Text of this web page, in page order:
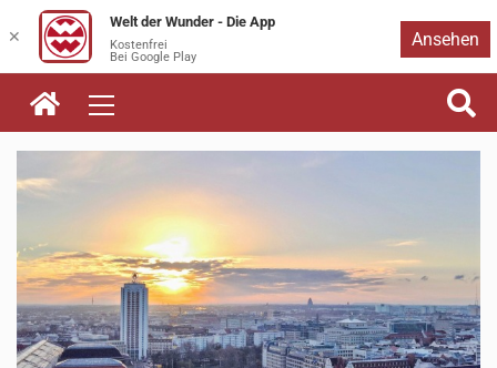
Zum
Inhalt
springen
✕
Welt der Wunder - Die App
Kostenfrei
Bei Google Play
Ansehen